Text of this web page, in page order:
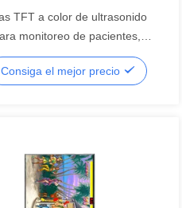
TFT a color de ultrasonido
monitoreo de pacientes,
TFT médicas, pantalla LCD de
LCD de segmento
Consiga el mejor precio